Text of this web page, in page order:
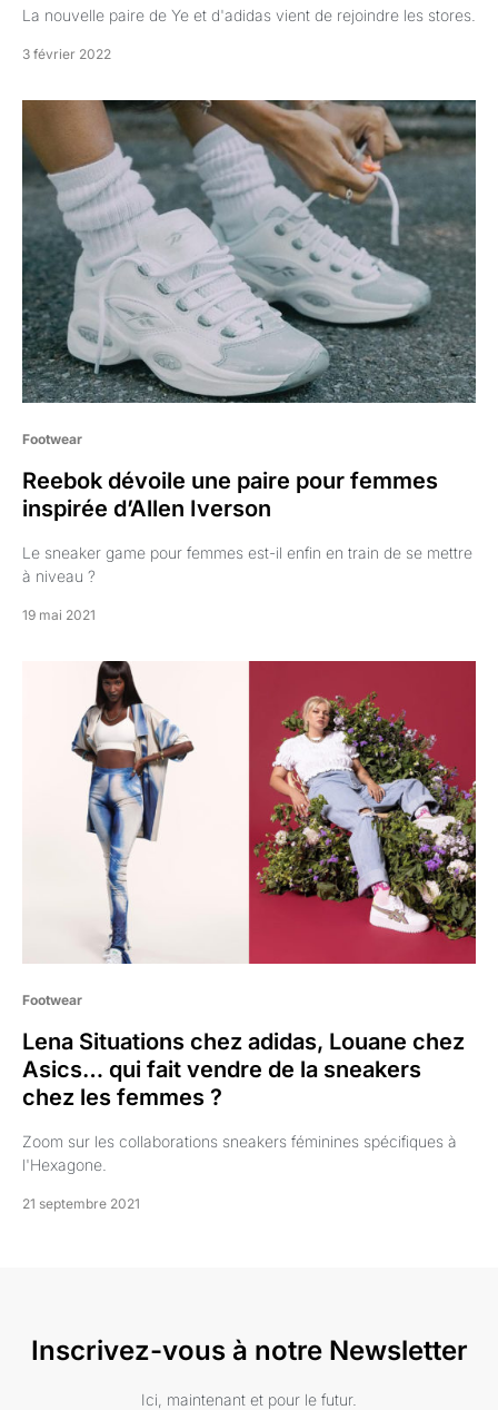
La nouvelle paire de Ye et d'adidas vient de rejoindre les stores.
3 février 2022
Footwear
Reebok dévoile une paire pour femmes
inspirée d’Allen Iverson
Le sneaker game pour femmes est-il enfin en train de se mettre
à niveau ?
19 mai 2021
Footwear
Lena Situations chez adidas, Louane chez
Asics… qui fait vendre de la sneakers
chez les femmes ?
Zoom sur les collaborations sneakers féminines spécifiques à
l'Hexagone.
21 septembre 2021
Inscrivez-vous à notre Newsletter
Ici, maintenant et pour le futur.